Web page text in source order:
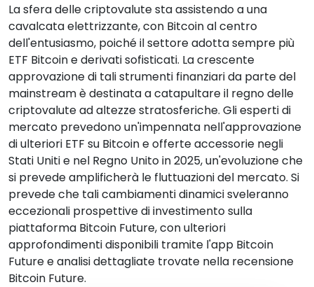
La sfera delle criptovalute sta assistendo a una
cavalcata elettrizzante, con Bitcoin al centro
dell'entusiasmo, poiché il settore adotta sempre più
ETF Bitcoin e derivati sofisticati. La crescente
approvazione di tali strumenti finanziari da parte del
mainstream è destinata a catapultare il regno delle
criptovalute ad altezze stratosferiche. Gli esperti di
mercato prevedono un'impennata nell'approvazione
di ulteriori ETF su Bitcoin e offerte accessorie negli
Stati Uniti e nel Regno Unito in 2025, un'evoluzione che
si prevede amplificherà le fluttuazioni del mercato. Si
prevede che tali cambiamenti dinamici sveleranno
eccezionali prospettive di investimento sulla
piattaforma Bitcoin Future, con ulteriori
approfondimenti disponibili tramite l'app Bitcoin
Future e analisi dettagliate trovate nella recensione
Bitcoin Future.